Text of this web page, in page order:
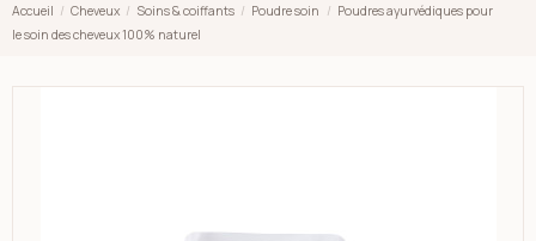
Accueil Cheveux Soins & coiffants Poudre soin
Poudres ayurvédiques pour
le soin des cheveux 100% naturel